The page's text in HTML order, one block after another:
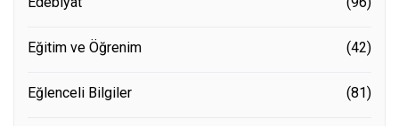
Eğitim ve Öğrenim (42)
Eğlenceli Bilgiler (81)